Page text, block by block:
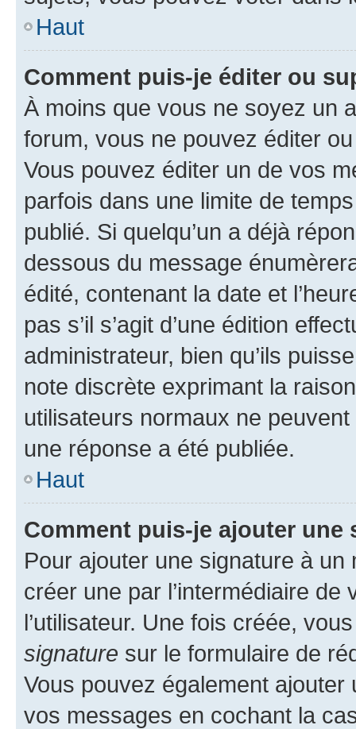
Haut
Comment puis-je éditer ou
À moins que vous ne soyez un
forum, vous ne pouvez éditer
Vous pouvez éditer un de vos
parfois dans une limite de
publié. Si quelqu’un a déjà
dessous du message
édité, contenant la date et
pas s’il s’agit d’une édition
administrateur, bien qu’ils
note discrète exprimant la
utilisateurs normaux ne
une réponse a été publiée.
Haut
Comment puis-je ajouter une
Pour ajouter une signature à un
créer une par l’intermédiaire
l’utilisateur. Une fois créée,
signature sur le formulaire de
Vous pouvez également
vos messages en cochant la